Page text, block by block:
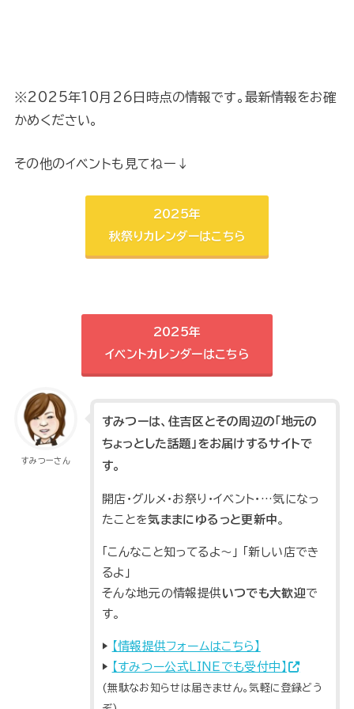
※2025年10月26日時点の情報です。最新情報をお確
かめください。
その他のイベントも見てねー↓
2025年
秋祭りカレンダーはこちら
2025年
イベントカレンダーはこちら
すみつーさん
すみつーは、住吉区とその周辺の「地元の
ちょっとした話題」をお届けするサイトで
す。
開店・グルメ・お祭り・イベント・…気になっ
たことを気ままにゆるっと更新中。
「こんなこと知ってるよ～」 「新しい店でき
るよ」
そんな地元の情報提供いつでも大歓迎で
す。
▶ 【情報提供フォームはこちら】
▶ 【すみつー公式LINEでも受付中】
(無駄なお知らせは届きません。気軽に登録どう